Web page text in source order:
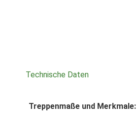
Technische Daten
Treppenmaße und Merkmale: